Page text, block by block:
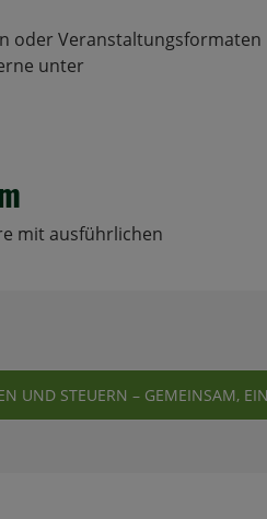
oder Veranstaltungsformaten
unter
mit ausführlichen
UND STEUERN – GEMEINSAM,